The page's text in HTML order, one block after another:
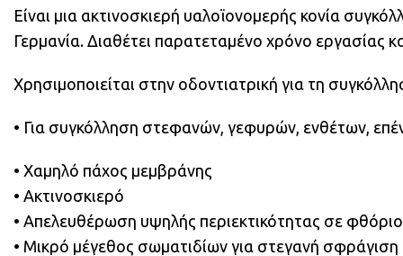
Είναι μια ακτινοσκιερή υαλοϊονομερής κονία
Γερμανία. Διαθέτει παρατεταμένο χρόνο εργασίας
Χρησιμοποιείται στην οδοντιατρική για τη
• Για συγκόλληση στεφανών, γεφυρών, ενθέτων,
• Χαμηλό πάχος μεμβράνης
• Ακτινοσκιερό
• Απελευθέρωση υψηλής περιεκτικότητας σε φθόριο
• Μικρό μέγεθος σωματιδίων για στεγανή σφράγιση